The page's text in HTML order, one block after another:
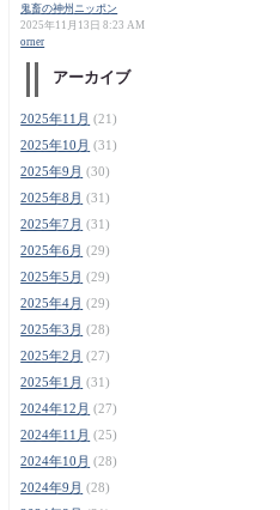
鬼畜の神州ニッポン
2025年11月13日 8:23 AM
orner
アーカイブ
2025年11月 (21)
2025年10月 (31)
2025年9月 (30)
2025年8月 (31)
2025年7月 (31)
2025年6月 (29)
2025年5月 (29)
2025年4月 (29)
2025年3月 (28)
2025年2月 (27)
2025年1月 (31)
2024年12月 (27)
2024年11月 (25)
2024年10月 (28)
2024年9月 (28)